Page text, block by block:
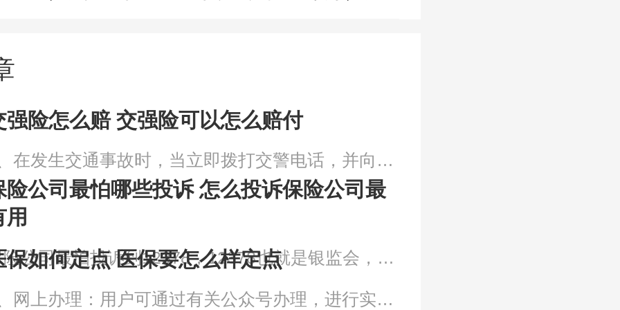
强险怎么赔 交强险可以怎么赔付
1、在发生交通事故时，当立即拨打交警电话，并向购买保险的保险企业报险；2、等候保险企业的工作人员到现场勘察，与交警队详尽的叙述伤亡事故的全过程；3、等保险企业的工作人员勘测完现场，需要双方进行商谈，尽可能确保个人的利益；4、要尽快（48个小时内）携带所需的相关有效证件到保险企业正式的报案，需要带的材料可以依据自身的具体情况进行选择。
险公司最怕哪些投诉 怎么投诉保险公司最
用
保险公司最怕投诉到12378，12378也就是银监会，主要管控国家的银行业和保险业。一般举报到保险公司内部，都是与保险公司进行交涉，而举报到12378的话，是由银监会来负责沟通顾客与保险公司中间的问题，一般解决问题比个人举报到保险公司会更有用。
保如何定点 医保要怎么样定点
1、网上办理：用户可通过有关公众号办理，进行实名验证，就可以即时办理线上选点；2、现场办理：即参保人在有关指定诊疗机构门诊就医挂号前，先去医院相关窗口提供社保卡或医保卡、有效身份证及小一寸彩色照片办理门诊选点手续。